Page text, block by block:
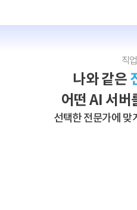
직
나와 같은
어떤 AI 서버
선택한 전문가에 맞